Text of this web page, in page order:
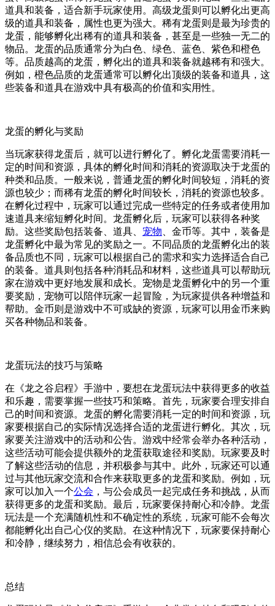
道具和装备，适合新手玩家使用。高级龙蛋则可以孵化出更高
级的道具和装备，属性也更为强大。稀有龙蛋则是最为珍贵的
龙蛋，能够孵化出稀有的道具和装备，甚至是一些独一无二的
物品。龙蛋的品质通常分为白色、绿色、蓝色、紫色和橙色
等。品质越高的龙蛋，孵化出的道具和装备就越稀有和强大。
例如，橙色品质的龙蛋通常可以孵化出顶级的装备和道具，这
些装备和道具在游戏中具有极高的价值和实用性。
龙蛋的孵化与奖励
当玩家获得龙蛋后，就可以进行孵化了。孵化龙蛋需要消耗一
定的时间和资源，具体的孵化时间和消耗的资源取决于龙蛋的
种类和品质。一般来说，普通龙蛋的孵化时间较短，消耗的资
源也较少；而稀有龙蛋的孵化时间较长，消耗的资源也较多。
在孵化过程中，玩家可以通过完成一些特定的任务或者使用加
速道具来缩短孵化时间。龙蛋孵化后，玩家可以获得各种奖
励。这些奖励包括装备、道具、 宠物 、金币等。其中，装备是
龙蛋孵化中最为常见的奖励之一。不同品质的龙蛋孵化出的装
备品质也不同，玩家可以根据自己的需求和实力选择适合自己
的装备。道具则包括各种消耗品和材料，这些道具可以帮助玩
家在游戏中更好地发展和成长。宠物是龙蛋孵化中的另一个重
要奖励，宠物可以陪伴玩家一起冒险，为玩家提供各种增益和
帮助。金币则是游戏中不可或缺的资源，玩家可以用金币来购
买各种物品和装备。
龙蛋玩法的技巧与策略
在《龙之谷启程》手游中，要想在龙蛋玩法中获得更多的收益
和乐趣，需要掌握一些技巧和策略。首先，玩家要合理安排自
己的时间和资源。龙蛋的孵化需要消耗一定的时间和资源，玩
家要根据自己的实际情况选择合适的龙蛋进行孵化。其次，玩
家要关注游戏中的活动和公告。游戏中经常会举办各种活动，
这些活动可能会提供额外的龙蛋获取途径和奖励。玩家要及时
了解这些活动的信息，并积极参与其中。此外，玩家还可以通
过与其他玩家交流和合作来获取更多的龙蛋和奖励。例如，玩
家可以加入一个公会 ，与公会成员一起完成任务和挑战，从而
获得更多的龙蛋和奖励。最后，玩家要保持耐心和冷静。龙蛋
玩法是一个充满随机性和不确定性的系统，玩家可能不会每次
都能孵化出自己心仪的奖励。在这种情况下，玩家要保持耐心
和冷静，继续努力，相信总会有收获的。
总结